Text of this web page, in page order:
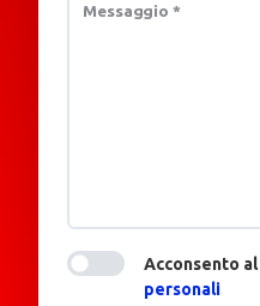
Messaggio *
Acconsento al
personali